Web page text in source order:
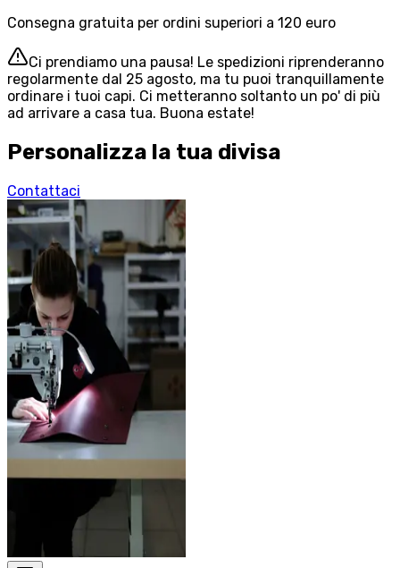
Consegna gratuita per ordini superiori a 120 euro
Ci prendiamo una pausa! Le spedizioni riprenderanno
regolarmente dal 25 agosto, ma tu puoi tranquillamente
ordinare i tuoi capi. Ci metteranno soltanto un po' di più
ad arrivare a casa tua. Buona estate!
Personalizza la tua divisa
Contattaci